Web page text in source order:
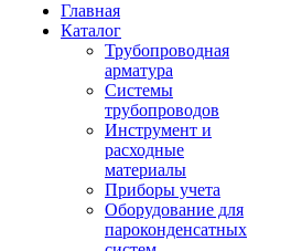
Главная
Каталог
Трубопроводная
арматура
Системы
трубопроводов
Инструмент и
расходные
материалы
Приборы учета
Оборудование для
пароконденсатных